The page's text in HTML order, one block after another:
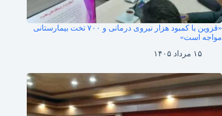
«قزوین با کمبود هزار نیروی درمانی و ۷۰۰ تخت بیمارستانی
مواجه است»
۱۵ مرداد ۱۴۰۵